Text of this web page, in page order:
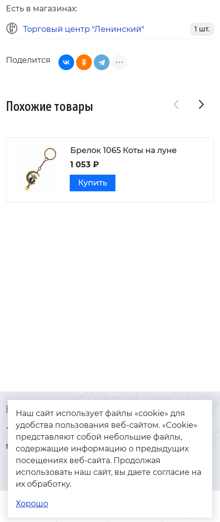
Есть в магазинах:
Торговый центр "Ленинский" 1 шт.
Поделится
Похожие товары
Брелок 1065 Коты на луне
1 053 ₽
Купить
Контакты
+7 (925) 144-64-73
serebryanyye.grani@mail.ru
Каталог
Браслеты
Золото
Серебро
Помощь
Наш сайт использует файлы «cookie» для
удобства пользования веб-сайтом. «Cookie»
представляют собой небольшие файлы,
содержащие информацию о предыдущих
посещениях веб-сайта. Продолжая
использовать наш сайт, вы даете согласие на
их обработку.
Хорошо